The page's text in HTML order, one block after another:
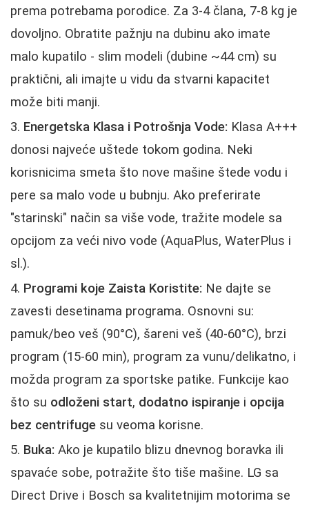
prema potrebama porodice. Za 3-4 člana, 7-8 kg je
dovoljno. Obratite pažnju na dubinu ako imate
malo kupatilo - slim modeli (dubine ~44 cm) su
praktični, ali imajte u vidu da stvarni kapacitet
može biti manji.
Energetska Klasa i Potrošnja Vode: Klasa A+++
donosi najveće uštede tokom godina. Neki
korisnicima smeta što nove mašine štede vodu i
pere sa malo vode u bubnju. Ako preferirate
"starinski" način sa više vode, tražite modele sa
opcijom za veći nivo vode (AquaPlus, WaterPlus i
sl.).
Programi koje Zaista Koristite: Ne dajte se
zavesti desetinama programa. Osnovni su:
pamuk/beo veš (90°C), šareni veš (40-60°C), brzi
program (15-60 min), program za vunu/delikatno, i
možda program za sportske patike. Funkcije kao
što su odloženi start, dodatno ispiranje i opcija
bez centrifuge su veoma korisne.
Buka: Ako je kupatilo blizu dnevnog boravka ili
spavaće sobe, potražite što tiše mašine. LG sa
Direct Drive i Bosch sa kvalitetnijim motorima se